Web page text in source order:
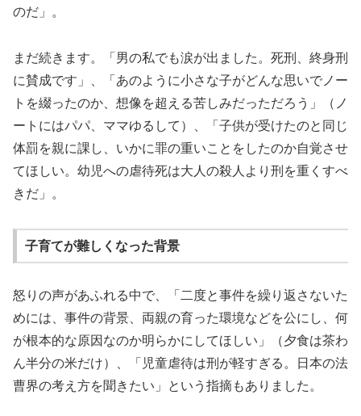
のだ」。
まだ続きます。「男の私でも涙が出ました。死刑、終身刑
に賛成です」、「あのように小さな子がどんな思いでノー
トを綴ったのか、想像を超える苦しみだっただろう」（ノ
ートにはパパ、ママゆるして）、「子供が受けたのと同じ
体罰を親に課し、いかに罪の重いことをしたのか自覚させ
てほしい。幼児への虐待死は大人の殺人より刑を重くすべ
きだ」。
子育てが難しくなった背景
怒りの声があふれる中で、「二度と事件を繰り返さないた
めには、事件の背景、両親の育った環境などを公にし、何
が根本的な原因なのか明らかにしてほしい」（夕食は茶わ
ん半分の米だけ）、「児童虐待は刑が軽すぎる。日本の法
曹界の考え方を聞きたい」という指摘もありました。